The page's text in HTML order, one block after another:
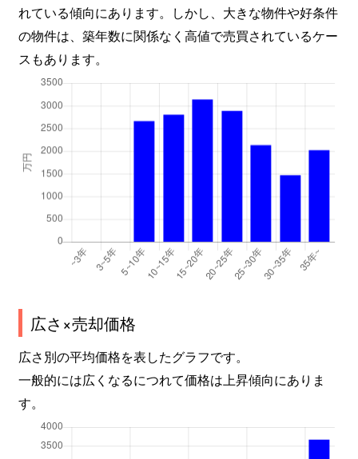
れている傾向にあります。しかし、大きな物件や好条件
の物件は、築年数に関係なく高値で売買されているケー
スもあります。
広さ×売却価格
広さ別の平均価格を表したグラフです。
一般的には広くなるにつれて価格は上昇傾向にありま
す。